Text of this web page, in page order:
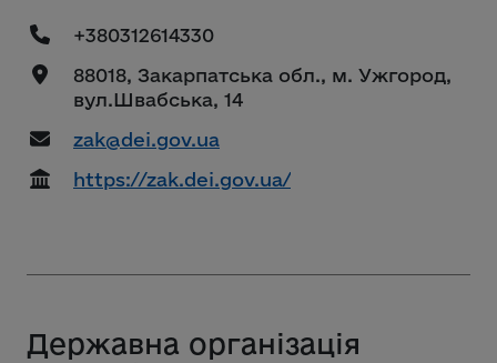
+380312614330
88018, Закарпатська обл., м. Ужгород,
вул.Швабська, 14
zak@dei.gov.ua
https://zak.dei.gov.ua/
Державна організація